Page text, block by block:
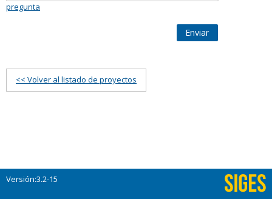
pregunta
Enviar
<< Volver al listado de proyectos
Versión:3.2-15